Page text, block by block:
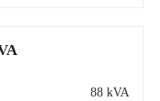
88 kVA